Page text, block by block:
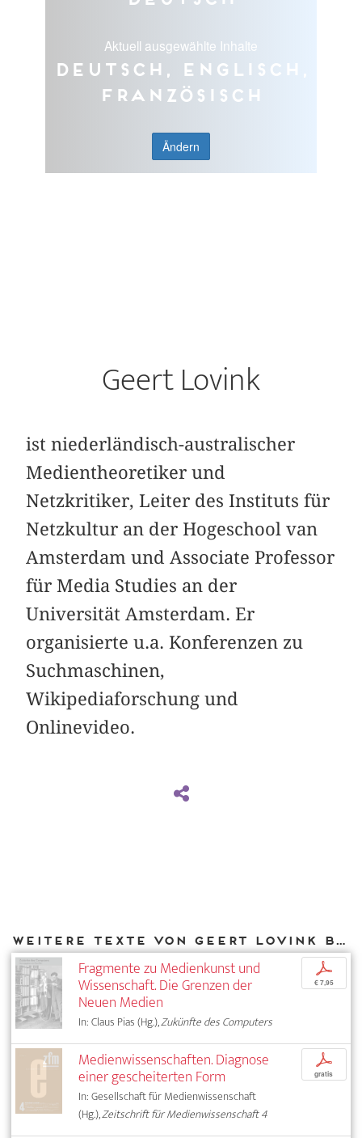
Aktuell ausgewählte Inhalte
Deutsch, Englisch,
Französisch
Ändern
Geert Lovink
ist niederländisch-australischer
Medientheoretiker und
Netzkritiker, Leiter des Instituts für
Netzkultur an der Hogeschool van
Amsterdam und Associate Professor
für Media Studies an der
Universität Amsterdam. Er
organisierte u.a. Konferenzen zu
Suchmaschinen,
Wikipediaforschung und
Onlinevideo.
Weitere Texte von Geert Lovink bei DIAPHANES
Fragmente zu Medienkunst und
Wissenschaft. Die Grenzen der
Neuen Medien
In: Claus Pias (Hg.),Zukünfte des Computers
p
€ 7,95
Medienwissenschaften. Diagnose
einer gescheiterten Form
In: Gesellschaft für Medienwissenschaft
(Hg.),Zeitschrift für Medienwissenschaft 4
p
gratis